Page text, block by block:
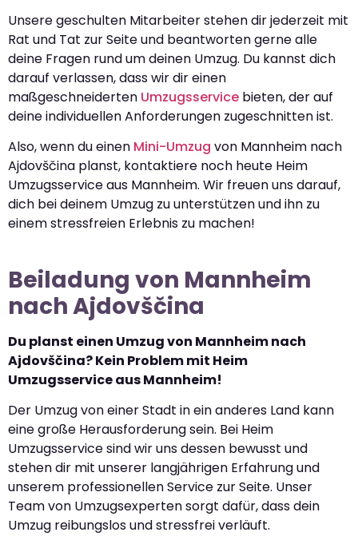
Unsere geschulten Mitarbeiter stehen dir jederzeit mit
Rat und Tat zur Seite und beantworten gerne alle
deine Fragen rund um deinen Umzug. Du kannst dich
darauf verlassen, dass wir dir einen
maßgeschneiderten Umzugsservice bieten, der auf
deine individuellen Anforderungen zugeschnitten ist.
Also, wenn du einen Mini-Umzug von Mannheim nach
Ajdovščina planst, kontaktiere noch heute Heim
Umzugsservice aus Mannheim. Wir freuen uns darauf,
dich bei deinem Umzug zu unterstützen und ihn zu
einem stressfreien Erlebnis zu machen!
Beiladung von Mannheim
nach Ajdovščina
Du planst einen Umzug von Mannheim nach
Ajdovščina? Kein Problem mit Heim
Umzugsservice aus Mannheim!
Der Umzug von einer Stadt in ein anderes Land kann
eine große Herausforderung sein. Bei Heim
Umzugsservice sind wir uns dessen bewusst und
stehen dir mit unserer langjährigen Erfahrung und
unserem professionellen Service zur Seite. Unser
Team von Umzugsexperten sorgt dafür, dass dein
Umzug reibungslos und stressfrei verläuft.